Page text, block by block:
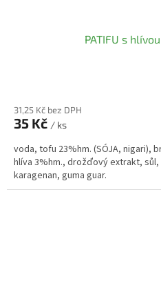
PATIFU s
31,25 Kč bez DPH
35 Kč / ks
voda, tofu 23%hm. (SÓJA, nigari),
hlíva 3%hm., drožďový extrakt,
karagenan, guma guar.